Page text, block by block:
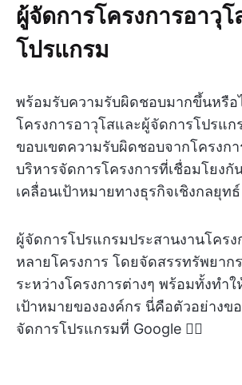
ผู้จัดการโครงการอาวุ
โปรแกรม
พร้อมรับความรับผิดชอบมากขึ้นหรือ
โครงการอาวุโสและผู้จัดการโปรแก
ขอบเขตความรับผิดชอบจากโครงกา
บริหารจัดการโครงการที่เชื่อมโยงกั
เคลื่อนเป้าหมายทางธุรกิจเชิงกลยุทธ์
ผู้จัดการโปรแกรมประสานงานโครง
หลายโครงการ โดยจัดสรรทรัพยาก
ระหว่างโครงการต่างๆ พร้อมทั้งทำ
เป้าหมายขององค์กร นี่คือตัวอย่างข
จัดการโปรแกรมที่ Google 👇🏼